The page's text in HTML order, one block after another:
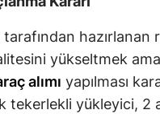
yükseltmek
alımı yapılması
yükleyici, 2